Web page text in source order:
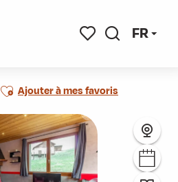
FR
Ajouter aux favoris
Ajouter à mes favoris